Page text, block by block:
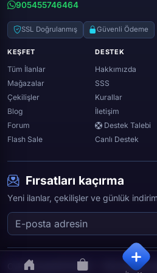
Zula
Genshin ımpact
Twitter (x)
Spotify
905455746464
SSL Doğrulanmış Güvenli Ödeme
KEŞFET
Tüm İlanlar
Mağazalar
Çekilişler
Blog
Forum
Flash Sale
DESTEK
Hakkımızda
SSS
Kurallar
İletişim
Destek Talebi
Canlı Destek
Fırsatları kaçırma
Yeni ilanlar, çekilişler ve günlük
OyunTicareti © 2026 — Tüm hakları